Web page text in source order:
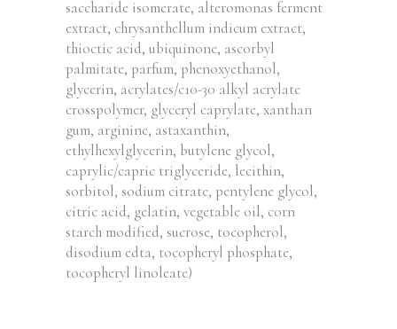
saccharide isomerate, alteromonas ferment
extract, chrysanthellum indicum extract,
thioctic acid, ubiquinone, ascorbyl
palmitate, parfum, phenoxyethanol,
glycerin, acrylates/c10-30 alkyl acrylate
crosspolymer, glyceryl caprylate, xanthan
gum, arginine, astaxanthin,
ethylhexylglycerin, butylene glycol,
caprylic/capric triglyceride, lecithin,
sorbitol, sodium citrate, pentylene glycol,
citric acid, gelatin, vegetable oil, corn
starch modified, sucrose, tocopherol,
disodium edta, tocopheryl phosphate,
tocopheryl linoleate)